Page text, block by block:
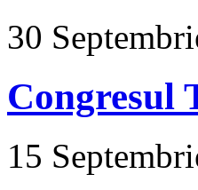
30
Congresul
15